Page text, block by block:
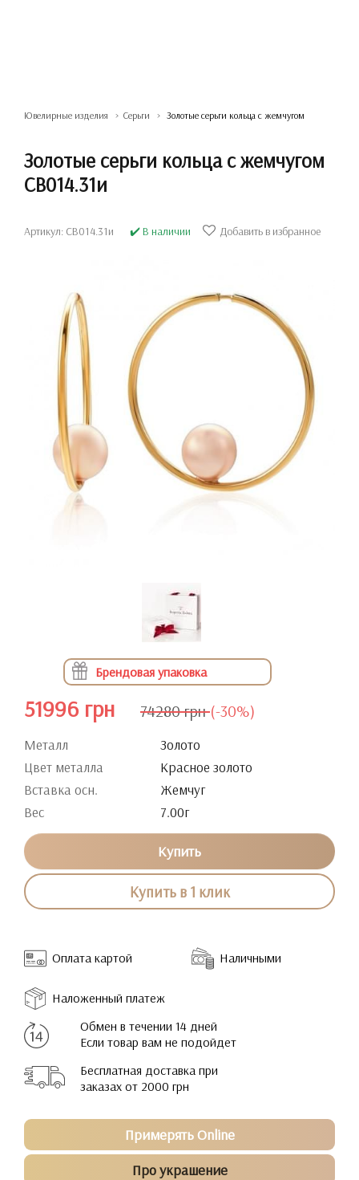
Ювелирные изделия Серьги Золотые серьги кольца с жемчугом
Золотые серьги кольца с жемчугом
СВ014.31и
Артикул: СВ014.31и ✔️ В наличии Добавить в избранное
Брендовая упаковка
51996 грн 74280 грн (-30%)
Металл
Золото
Цвет металла
Красное золото
Вставка осн.
Жемчуг
Вес
7.00г
Купить
Купить в 1 клик
Оплата картой Наличными
Наложенный платеж
Обмен в течении 14 дней
Если товар вам не подойдет
Бесплатная доставка при
заказах от 2000 грн
Примерять Online
Про украшение